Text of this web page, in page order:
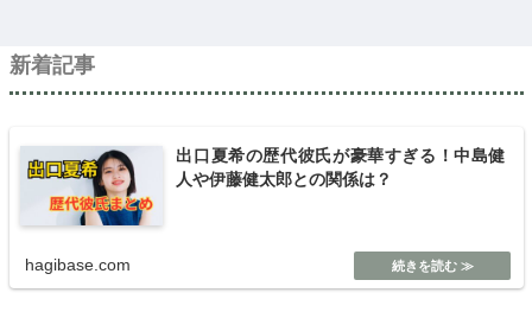
新着記事
出口夏希の歴代彼氏が豪華すぎる！中島健
人や伊藤健太郎との関係は？
hagibase.com